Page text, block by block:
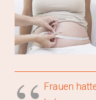
Frauen